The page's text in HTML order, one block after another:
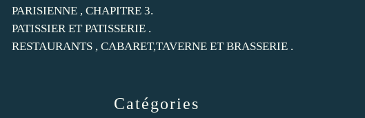
Catégories
PARISIENNE , CHAPITRE 3.
PATISSIER ET PATISSERIE .
RESTAURANTS , CABARET,TAVERNE ET BRASSERIE .